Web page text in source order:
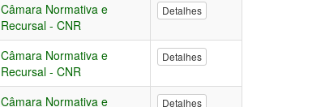
Câmara Normativa e
Recursal - CNR
Detalhes
Câmara Normativa e
Recursal - CNR
Detalhes
Câmara Normativa e
Detalhes